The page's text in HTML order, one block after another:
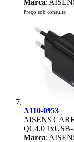
Marca:
Preço sob consulta
A110-0953
AISENS
QC4,0
Marca: